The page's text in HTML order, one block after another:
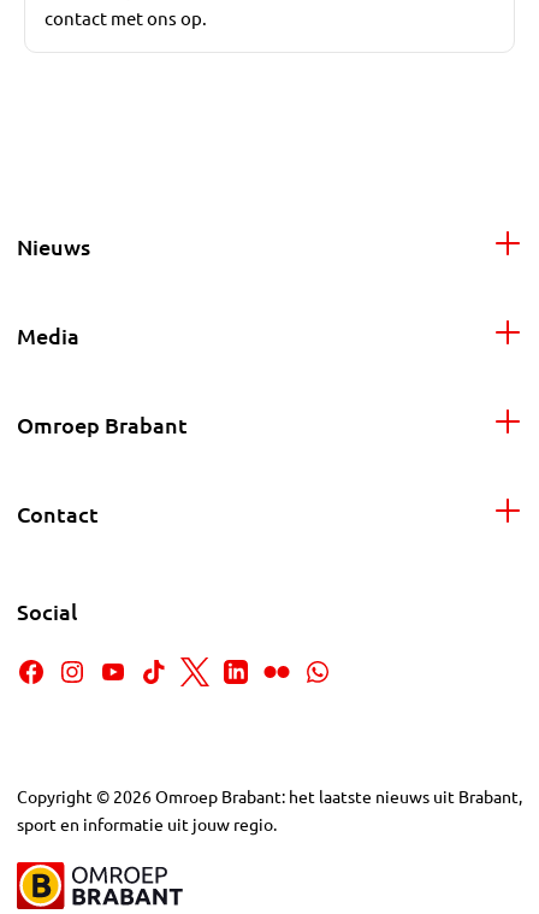
contact met ons op.
Nieuws
Media
Omroep Brabant
Contact
Social
Copyright © 2026Omroep Brabant: het laatste nieuws uit Brabant,
sport en informatie uit jouw regio.